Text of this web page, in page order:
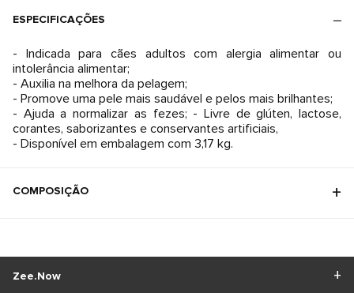
ESPECIFICAÇÕES
- Indicada para cães adultos com alergia alimentar ou
intolerância alimentar;
- Auxilia na melhora da pelagem;
- Promove uma pele mais saudável e pelos mais brilhantes;
- Ajuda a normalizar as fezes; - Livre de glúten, lactose,
corantes, saborizantes e conservantes artificiais,
- Disponível em embalagem com 3,17 kg.
COMPOSIÇÃO
Zee.Now